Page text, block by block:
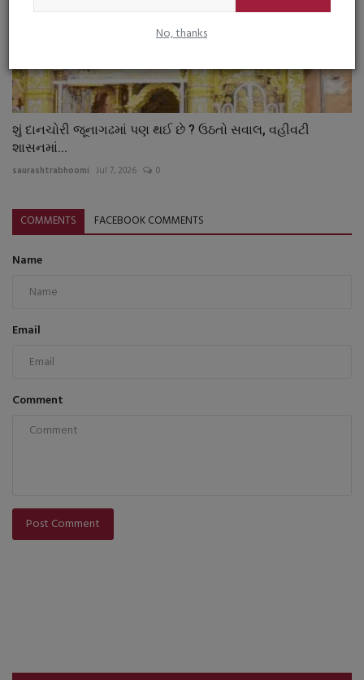
No, thanks
શું દાનચોરી જૂનાગઢમાં પણ થઈ છે ? ઉઠતો સવાલ, વહીવટી
શાસનમાં...
saurashtrabhoomi Jul 7, 2026 0
COMMENTS FACEBOOK COMMENTS
Name
Email
Comment
Post Comment